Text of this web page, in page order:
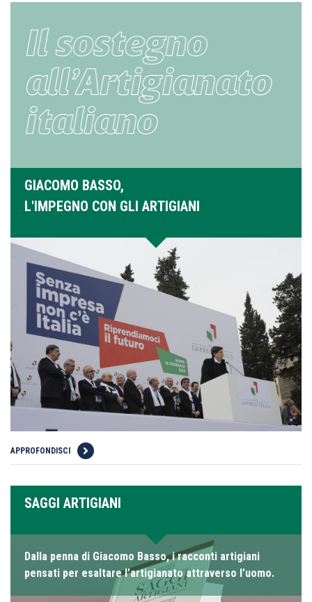
GIACOMO BASSO,
L'IMPEGNO CON GLI ARTIGIANI
APPROFONDISCI
SAGGI ARTIGIANI
Dalla penna di Giacomo Basso, i racconti artigiani
pensati per esaltare l’artigianato attraverso l’uomo.